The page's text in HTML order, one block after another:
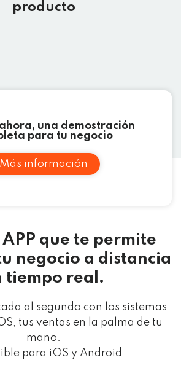
producto
una demostración
para tu negocio
Más información
APP que te permite
negocio a distancia
tiempo real.
al segundo con los sistemas
tus ventas en la palma de tu
mano.
para iOS y Android